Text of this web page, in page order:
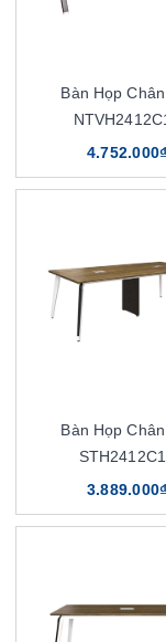
Bàn Họp
4.752.000₫
Bàn Họp
3.889.000₫